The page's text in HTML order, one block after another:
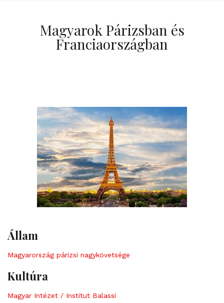
Magyarok Párizsban és
Franciaországban
Állam
Magyarország párizsi nagykövetsége
Kultúra
Magyar Intézet / Institut Balassi